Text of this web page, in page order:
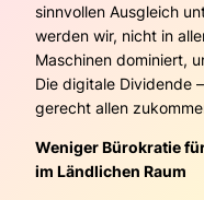
sinnvollen Ausgleich
werden wir, nicht in
Maschinen dominiert,
Die digitale Dividende
gerecht allen
Weniger Bürokratie
im Ländlichen Raum